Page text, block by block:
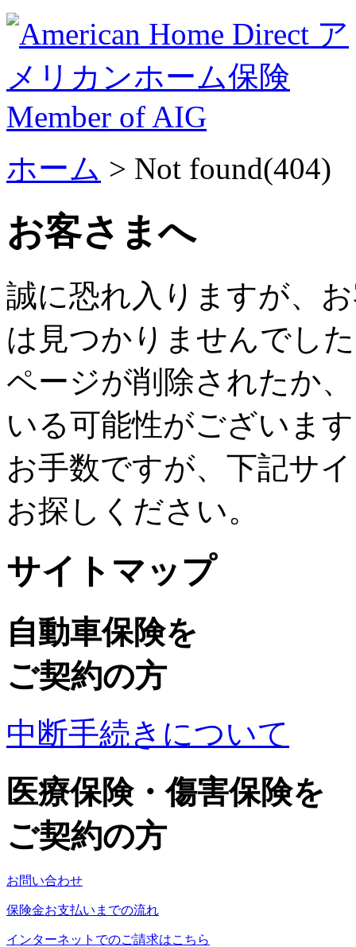
ホーム > Not found(404)
お客さまへ
誠に恐れ入りますが、
は見つかりませんでし
ページが削除されたか
いる可能性がございま
お手数ですが、下記サ
お探しください。
サイトマップ
自動車保険を
ご契約の方
中断手続きについて
医療保険・傷害保険を
ご契約の方
お問い合わせ
保険金お支払いまでの流れ
インターネットでのご請求はこちら